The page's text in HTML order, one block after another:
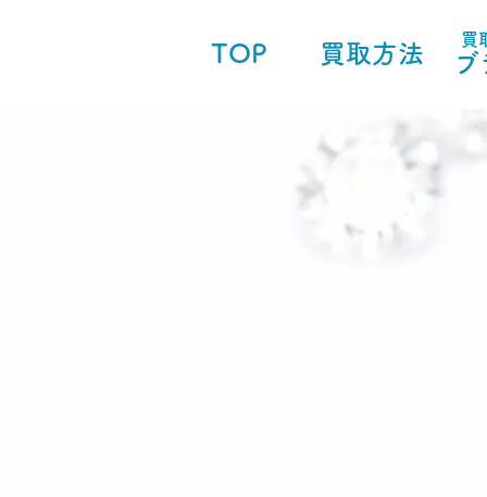
TOP 買取方法
買
ブ